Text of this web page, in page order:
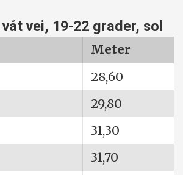
vei, 19-22 grader, sol
Meter
28,60
29,80
31,30
31,70